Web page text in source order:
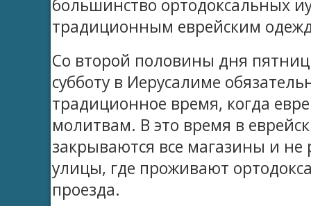
большинство ортодоксальных
традиционным еврейским
Со второй половины дня
субботу в Иерусалиме
традиционное время, когда
молитвам. В это время в
закрываются все магазины и не
улицы, где проживают
проезда.